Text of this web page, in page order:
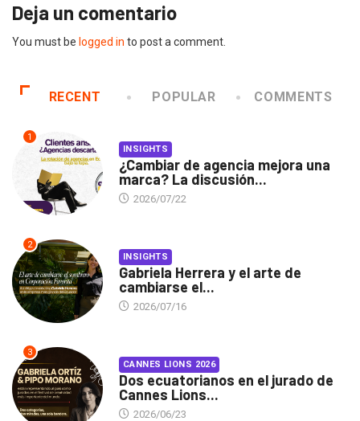
Deja un comentario
You must be logged in to post a comment.
RECENT POPULAR COMMENTS
1
INSIGHTS
¿Cambiar de agencia mejora una
marca? La discusión...
2026/07/22
2
INSIGHTS
Gabriela Herrera y el arte de
cambiarse el...
2026/07/16
3
CANNES LIONS 2026
Dos ecuatorianos en el jurado de
Cannes Lions...
2026/06/23